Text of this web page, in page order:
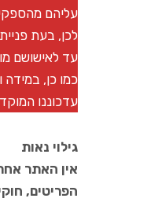
עליהם
לכן, בעת
עד לאישושם
כמו כן,
עדכוננו
גילוי נאות
אין האתר
הפריטים,